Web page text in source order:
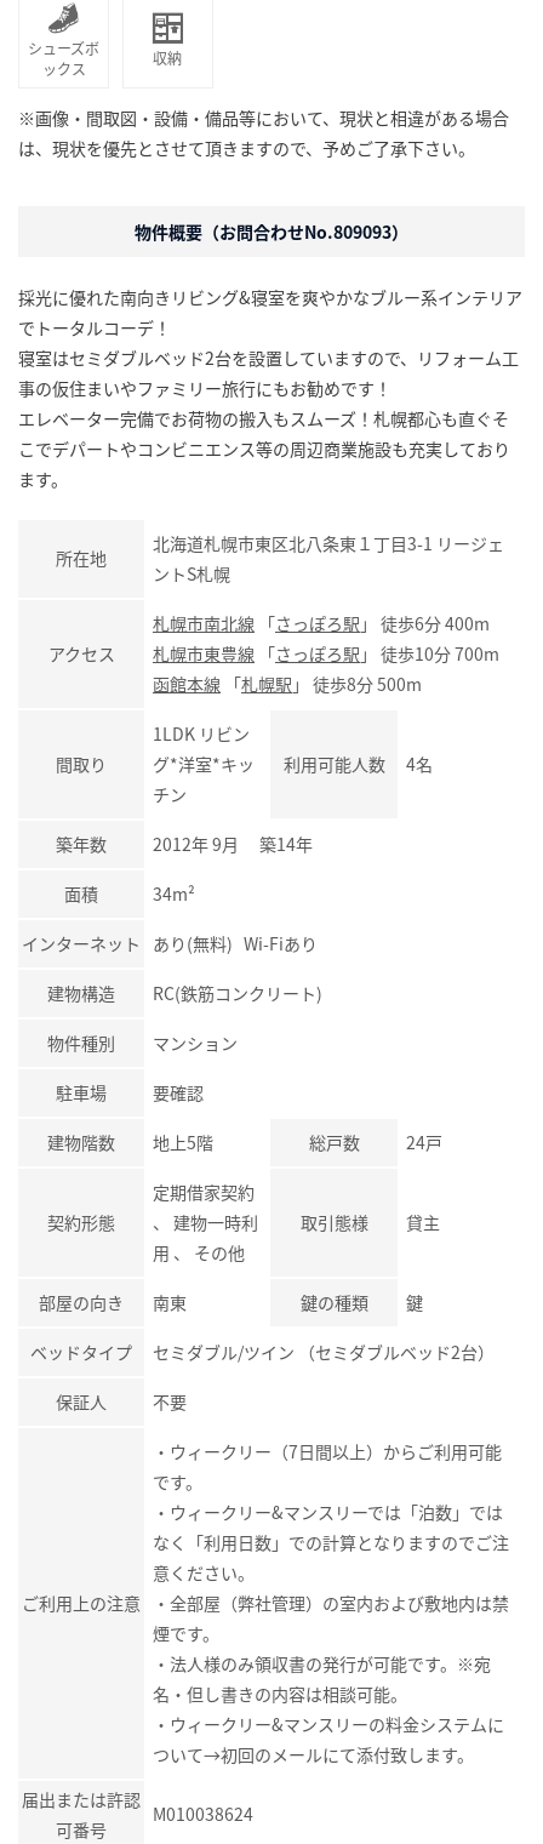
シューズボ
ックス
収納
※画像・間取図・設備・備品等において、現状と相違がある場合
は、現状を優先とさせて頂きますので、予めご了承下さい。
物件概要（お問合わせNo.809093）
採光に優れた南向きリビング&寝室を爽やかなブルー系インテリア
でトータルコーデ！
寝室はセミダブルベッド2台を設置していますので、リフォーム工
事の仮住まいやファミリー旅行にもお勧めです！
エレベーター完備でお荷物の搬入もスムーズ！札幌都心も直ぐそ
こでデパートやコンビニエンス等の周辺商業施設も充実しており
ます。
所在地
北海道札幌市東区北八条東１丁目3-1 リージェ
ントS札幌
アクセス
札幌市南北線 「さっぽろ駅 」 徒歩6分 400m
札幌市東豊線 「さっぽろ駅 」 徒歩10分 700m
函館本線 「札幌駅 」 徒歩8分 500m
間取り
1LDK リビン
グ*洋室*キッ
チン
利用可能人数 4名
築年数 2012年 9月 築14年
面積 34m²
インターネット あり(無料) Wi-Fiあり
建物構造 RC(鉄筋コンクリート)
物件種別 マンション
駐車場 要確認
建物階数 地上5階 総戸数 24戸
契約形態
定期借家契約
、 建物一時利
用 、 その他
取引態様 貸主
部屋の向き 南東 鍵の種類 鍵
ベッドタイプ セミダブル/ツイン （セミダブルベッド2台）
保証人 不要
ご利用上の注意
・ウィークリー（7日間以上）からご利用可能
です。
・ウィークリー&マンスリーでは「泊数」では
なく「利用日数」での計算となりますのでご注
意ください。
・全部屋（弊社管理）の室内および敷地内は禁
煙です。
・法人様のみ領収書の発行が可能です。※宛
名・但し書きの内容は相談可能。
・ウィークリー&マンスリーの料金システムに
ついて→初回のメールにて添付致します。
届出または許認
可番号
M010038624